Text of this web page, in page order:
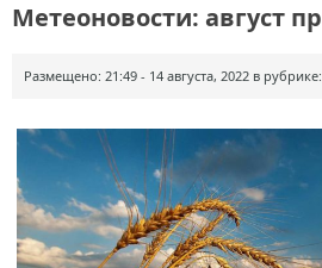
Метеоновости: август
Размещено: 21:49 - 14 августа, 2022 в рубрике: